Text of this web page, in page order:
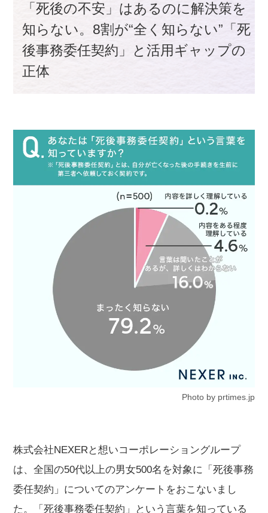
「死後の不安」はあるのに解決策を
知らない。8割が“全く知らない”「死
後事務委任契約」と活用ギャップの
正体
Photo by prtimes.jp
株式会社NEXERと想いコーポレーショングループ
は、全国の50代以上の男女500名を対象に「死後事務
委任契約」についてのアンケートをおこないまし
た。「死後事務委任契約」という言葉を知っている